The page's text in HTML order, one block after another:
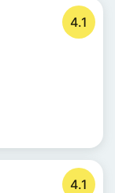
4.1
4.1